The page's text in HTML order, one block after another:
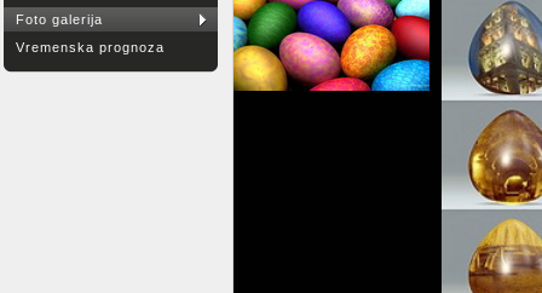
Foto galerija
Vremenska prognoza